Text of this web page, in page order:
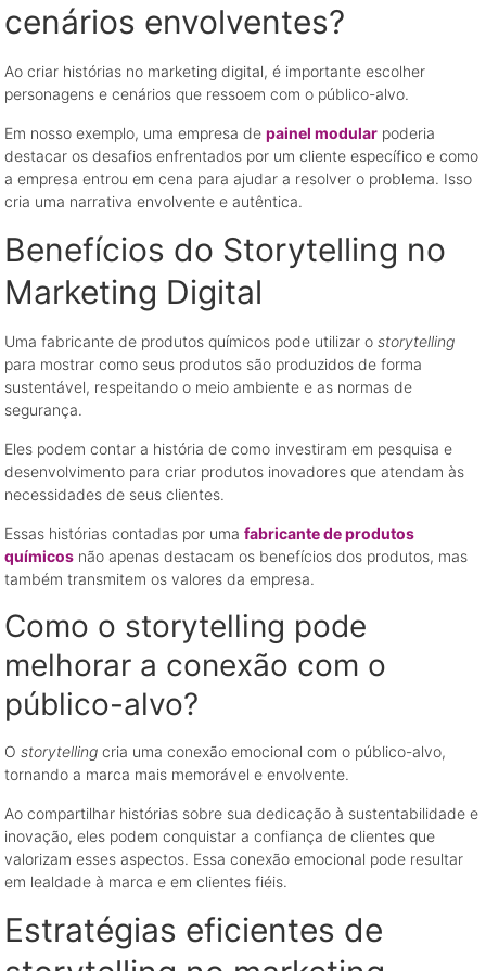
cenários envolventes?
Ao criar histórias no marketing digital, é importante escolher
personagens e cenários que ressoem com o público-alvo.
Em nosso exemplo, uma empresa depainel modular poderia
destacar os desafios enfrentados por um cliente específico e como
a empresa entrou em cena para ajudar a resolver o problema. Isso
cria uma narrativa envolvente e autêntica.
Benefícios do Storytelling no
Marketing Digital
Uma fabricante de produtos químicos pode utilizar ostorytelling
para mostrar como seus produtos são produzidos de forma
sustentável, respeitando o meio ambiente e as normas de
segurança.
Eles podem contar a história de como investiram em pesquisa e
desenvolvimento para criar produtos inovadores que atendam às
necessidades de seus clientes.
Essas histórias contadas por umafabricante de produtos
químicos não apenas destacam os benefícios dos produtos, mas
também transmitem os valores da empresa.
Como o storytelling pode
melhorar a conexão com o
público-alvo?
Ostorytellingcria uma conexão emocional com o público-alvo,
tornando a marca mais memorável e envolvente.
Ao compartilhar histórias sobre sua dedicação à sustentabilidade e
inovação, eles podem conquistar a confiança de clientes que
valorizam esses aspectos. Essa conexão emocional pode resultar
em lealdade à marca e em clientes fiéis.
Estratégias eficientes de